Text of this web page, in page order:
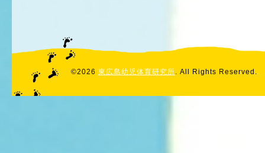
©2026 東広島幼児体育研究所. All Rights Reserved.